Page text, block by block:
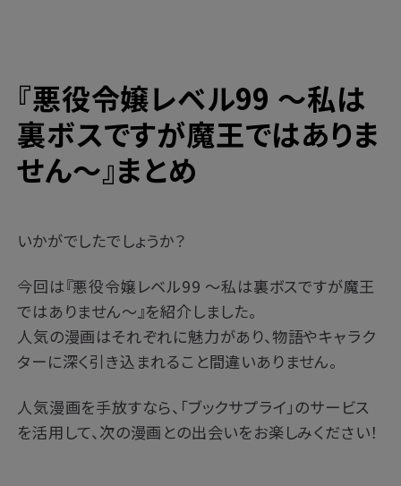
『悪役令嬢レベル99 ～私は
裏ボスですが魔王ではありま
せん～』まとめ
いかがでしたでしょうか？
今回は『悪役令嬢レベル99 ～私は裏ボスですが魔王
ではありません～』を紹介しました。
人気の漫画はそれぞれに魅力があり、物語やキャラク
ターに深く引き込まれること間違いありません。
人気漫画を手放すなら、「ブックサプライ」のサービス
を活用して、次の漫画との出会いをお楽しみください！